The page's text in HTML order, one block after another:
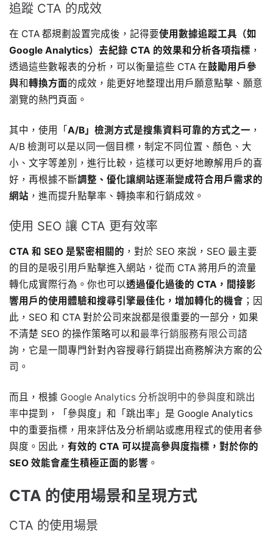
追蹤 CTA 的成效
在 CTA 都規劃設置完成後，記得要使用數據追蹤工具（如
Google Analytics）去紀錄 CTA 的效果和分析各項指標 ，
透過這些數報表的分析，可以衡量這些 CTA 在鼓勵用戶參
與和轉換方面的成效，能更好地整理出用戶願意點擊、願意
瀏覽的熱門頁面。
其中，使用「 A/B」檢測方式是搜集資料可靠的方式之一 ，
A/B 檢測可以是以同一個目標，制定不同位置、顏色、大
小、文字等差別，進行比較，這樣可以更好地瞭解用戶的喜
好，再根據不斷調整、優化讓網站逐漸變成符合用戶需求的
網站 ，進而提升點擊率、轉換率和行銷成效。
使用 SEO 讓 CTA 更有效率
CTA 和 SEO 是緊密相關的 ，對於 SEO 來說，SEO 最主要
的目的是吸引用戶點擊進入網站，從而 CTA 將用戶的流量
轉化成實際行為。你也可以透過優化過後的 CTA，間接影
響用戶的使用體驗和搜尋引擎最佳化，增加轉化的機會 ；因
此，SEO 和 CTA 對於公司來說都是很重要的一部分，如果
不清楚 SEO 的操作策略可以和最準行銷服務有限公司 諮
詢，​​它是一間專門針對內容搜尋行銷提出商務解決方案的公
司。
而且，根據 Google Analytics 分析說明中的參與度和跳出
率中提到，「參與度」和「跳出率」是 Google Analytics
中的重要指標，用來評估及分析網站或應用程式的使用者參
與度。因此， 有效的 CTA 可以提高參與度指標，對於你的
SEO 效能會產生積極正面的影響 。
CTA 的使用場景和呈現方式
CTA 的使用場景